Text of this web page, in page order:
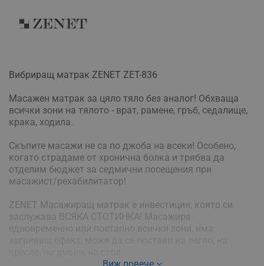
Вибриращ матрак ZENET ZET-836
Масажен матрак за цяло тяло без аналог! Обхваща
всички зони на тялото - врат, рамене, гръб, седалище,
крака, ходила.
Скъпите масажи не са по джоба на всеки! Особено,
когато страдаме от хронична болка и трябва да
отделим бюджет за седмични посещения при
масажист/рехабилитатор!
ZENET Масажиращ матрак е инвестиция, която си
заслужава ВСЯКА СТОТИНКА! Масажира